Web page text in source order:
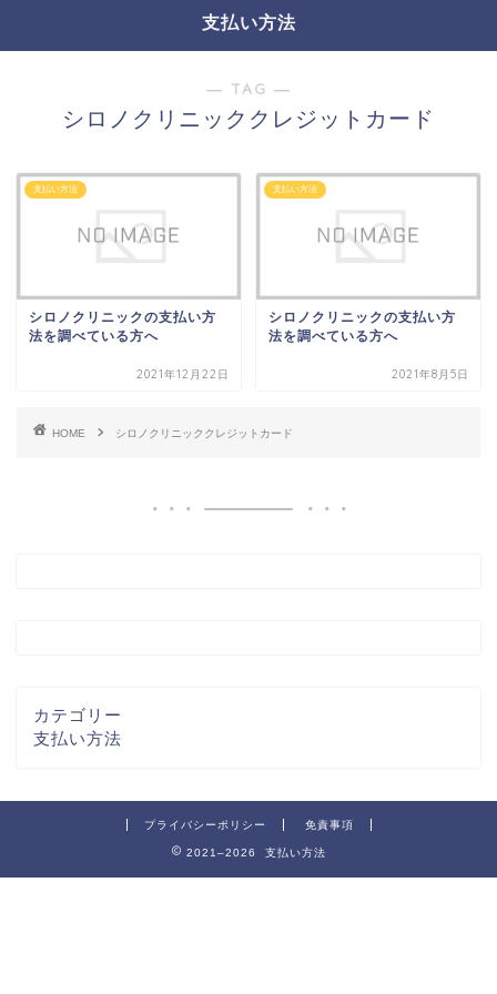
支払い方法
― TAG ―
シロノクリニッククレジットカード
支払い方法
シロノクリニックの支払い方
法を調べている方へ
2021年12月22日
支払い方法
シロノクリニックの支払い方
法を調べている方へ
2021年8月5日
HOME シロノクリニッククレジットカード
カテゴリー
支払い方法
プライバシーポリシー 免責事項
2021–2026 支払い方法